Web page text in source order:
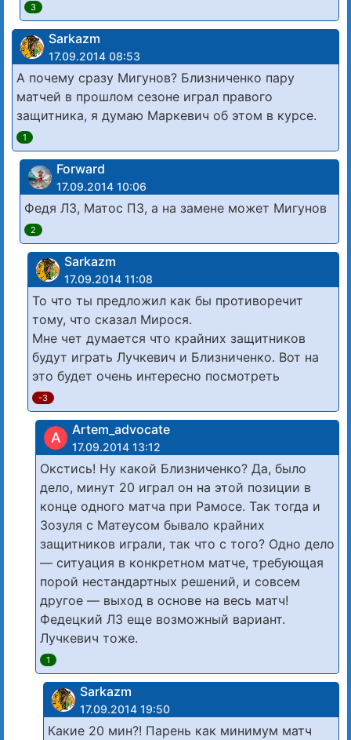
3
Sarkazm
17.09.2014 08:53
А почему сразу Мигунов? Близниченко пару
матчей в прошлом сезоне играл правого
защитника, я думаю Маркевич об этом в курсе.
1
Forward
17.09.2014 10:06
Федя ЛЗ, Матос ПЗ, а на замене может Мигунов
2
Sarkazm
17.09.2014 11:08
То что ты предложил как бы противоречит
тому, что сказал Мирося.
Мне чет думается что крайних защитников
будут играть Лучкевич и Близниченко. Вот на
это будет очень интересно посмотреть
-3
A Artem_advocate
17.09.2014 13:12
Окстись! Ну какой Близниченко? Да, было
дело, минут 20 играл он на этой позиции в
конце одного матча при Рамосе. Так тогда и
Зозуля с Матеусом бывало крайних
защитников играли, так что с того? Одно дело
— ситуация в конкретном матче, требующая
порой нестандартных решений, и совсем
другое — выход в основе на весь матч!
Федецкий ЛЗ еще возможный вариант.
Лучкевич тоже.
1
Sarkazm
17.09.2014 19:50
Какие 20 мин?! Парень как минимум матч